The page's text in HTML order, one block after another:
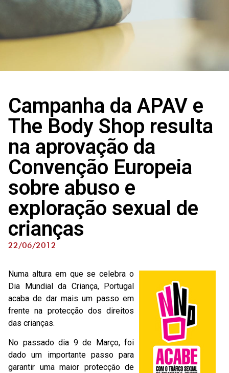
Campanha da APAV e
The Body Shop resulta
na aprovação da
Convenção Europeia
sobre abuso e
exploração sexual de
crianças
22/06/2012
Numa altura em que se celebra o
Dia Mundial da Criança, Portugal
acaba de dar mais um passo em
frente na protecção dos direitos
das crianças.
No passado dia 9 de Março, foi
dado um importante passo para
garantir uma maior protecção de